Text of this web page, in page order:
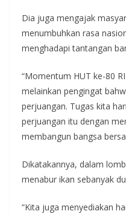
Dia juga mengajak
menumbuhkan rasa
menghadapi tantangan
“Momentum HUT ke-80
melainkan pengingat
perjuangan. Tugas kita
perjuangan itu dengan
membangun bangsa
Dikatakannya, dalam
menabur ikan sebanyak
“Kita juga menyediakan